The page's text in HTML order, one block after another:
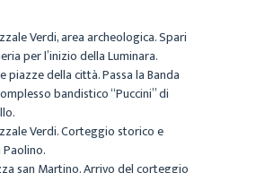
Verdi, area archeologica. Spari
per l’inizio della Luminara.
piazze della città. Passa la Banda
bandistico “Puccini” di
Verdi. Corteggio storico e
san Martino. Arrivo del corteggio